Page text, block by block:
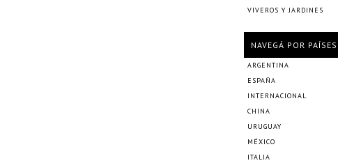
VIVEROS Y JARDINES
NAVEGÁ POR PAÍSES
ARGENTINA
ESPAÑA
INTERNACIONAL
CHINA
URUGUAY
MÉXICO
ITALIA